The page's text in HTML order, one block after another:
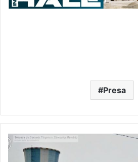
Presa
Reteta
dezastrului